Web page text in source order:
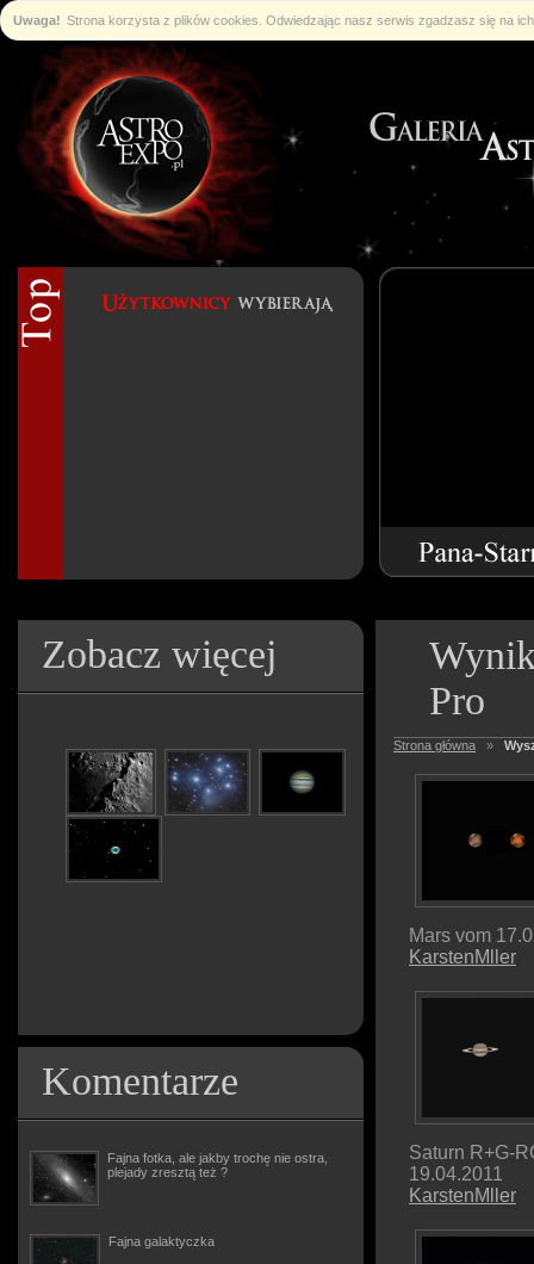
Uwaga! Strona korzysta z plików cookies. Odwiedzając nasz serwis zgadzasz się na
Zobacz więcej
Komentarze
Fajna fotka, ale jakby trochę nie ostra,
plejady zresztą też ?
Fajna galaktyczka
Pro
Strona główna »
Mars vom
KarstenMller
Saturn R+G-
19.04.2011
KarstenMller